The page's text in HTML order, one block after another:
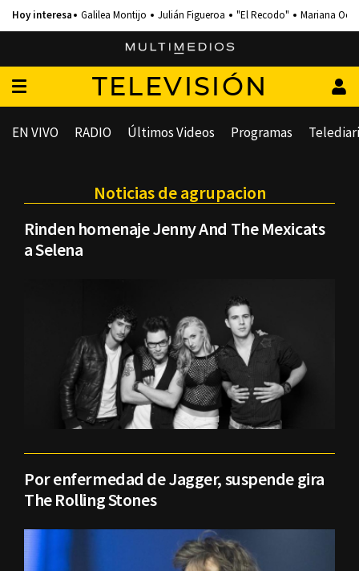
Galilea Montijo Julián Figueroa "El Recodo" Mariana
TELEVISIÓN
EN VIVO RADIO Últimos Videos Programas
Noticias de agrupacion
Rinden homenaje Jenny And The Mexicats
a Selena
Por enfermedad de Jagger, suspende gira
The Rolling Stones